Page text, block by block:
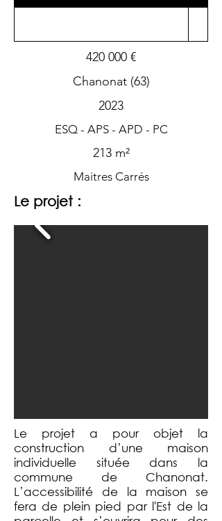
420 000 €
Chanonat (63)
2023
ESQ - APS - APD - PC
213 m²
Maitres Carrés
Le projet :
Le projet a pour objet la
construction d’une maison
individuelle située dans la
commune de Chanonat.
L’accessibilité de la maison se
fera de plein pied par l'Est de la